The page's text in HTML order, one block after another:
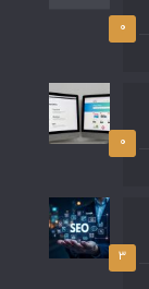
۰
۰
۳